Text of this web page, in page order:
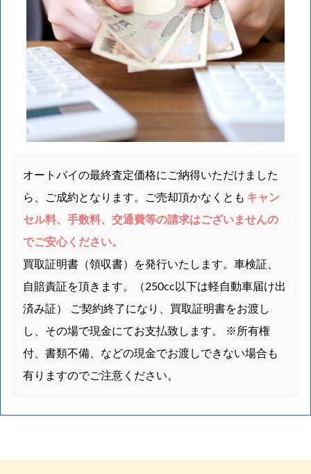
オートバイの最終査定価格にご納得いただけました
ら、ご成約となります。ご売却頂かなくとも キャン
セル料、手数料、交通費等の請求はございませんの
でご安心ください。
買取証明書（領収書）を発行いたします。車検証、
自賠責証を頂きます。（250cc以下は軽自動車届け出
済み証） ご契約終了になり、買取証明書をお渡し
し、その場で現金にてお支払致します。 ※所有権
付、書類不備、などの現金でお渡しできない場合も
有りますのでご注意ください。